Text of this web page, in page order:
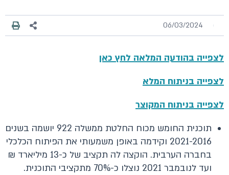
06/03/2024
לצפייה בהודעה המלאה לחץ כאן
לצפייה בניתוח המלא
לצפייה בניתוח המקוצר
תוכנית החומש מכוח החלטת ממשלה 922 יושמה בשנים
2021-2016 וקידמה באופן משמעותי את הפיתוח הכלכלי
בחברה הערבית. הוקצה לה תקציב של כ-13 מיליארד ₪
ועד לנובמבר 2021 נוצלו כ-70% מתקציבי התוכנית.